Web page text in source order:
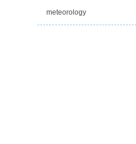
meteorology